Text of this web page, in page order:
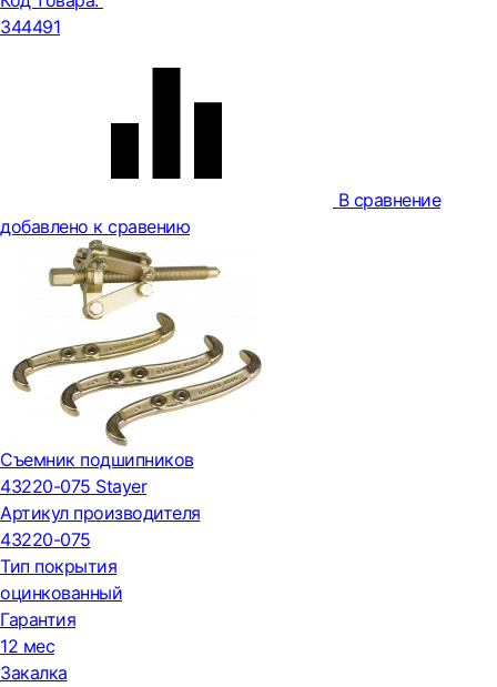
344491
В сравнение
добавлено к сравению
Съемник подшипников
43220-075 Stayer
Артикул производителя
43220-075
Тип покрытия
оцинкованный
Гарантия
12 мес
Закалка